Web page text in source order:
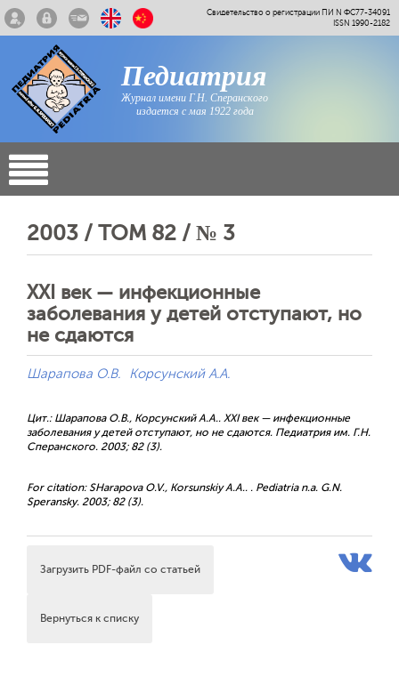
Свидетельство о регистрации ПИ N ФС77-34091
ISSN 1990-2182
Педиатрия
Журнал имени Г.Н. Сперанского
издается с мая 1922 года
2003 / ТОМ 82 / № 3
XXI век — инфекционные
заболевания у детей отступают, но
не сдаются
Шарапова О.В. Корсунский А.А.
Цит.: Шарапова О.В., Корсунский А.А.. XXI век — инфекционные
заболевания у детей отступают, но не сдаются. Педиатрия им. Г.Н.
Сперанского. 2003; 82 (3).
For citation: SHarapova O.V., Korsunskiy A.A.. . Pediatria n.a. G.N.
Speransky. 2003; 82 (3).
Загрузить PDF-файл со статьей
Вернуться к списку